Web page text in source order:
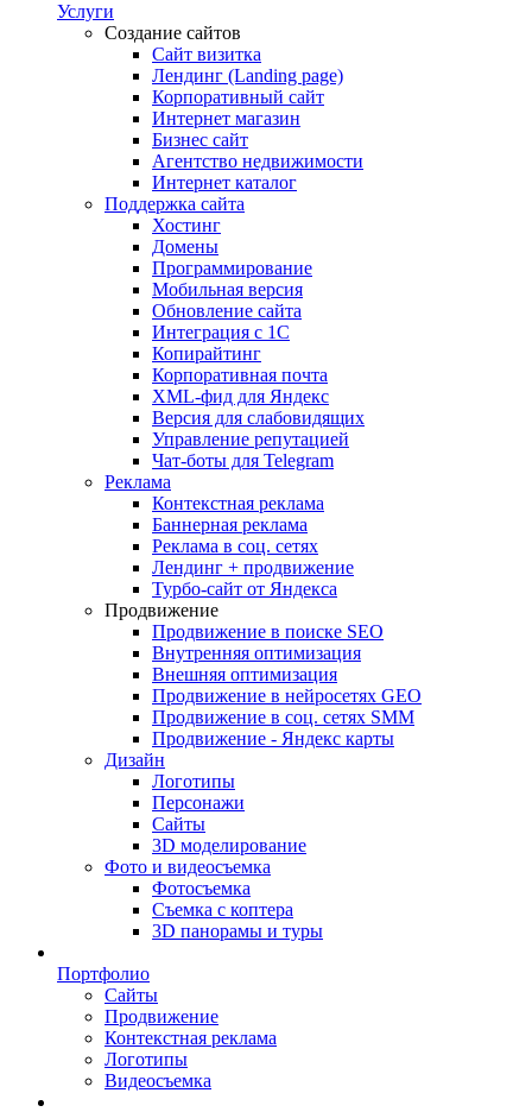
Услуги
Создание сайтов
Сайт визитка
Лендинг (Landing page)
Корпоративный сайт
Интернет магазин
Бизнес сайт
Агентство недвижимости
Интернет каталог
Поддержка сайта
Хостинг
Домены
Программирование
Мобильная версия
Обновление сайта
Интеграция с 1С
Копирайтинг
Корпоративная почта
XML-фид для Яндекс
Версия для слабовидящих
Управление репутацией
Чат-боты для Telegram
Реклама
Контекстная реклама
Баннерная реклама
Реклама в соц. сетях
Лендинг + продвижение
Турбо-сайт от Яндекса
Продвижение
Продвижение в поиске SEO
Внутренняя оптимизация
Внешняя оптимизация
Продвижение в нейросетях GEO
Продвижение в соц. сетях SMM
Продвижение - Яндекс карты
Дизайн
Логотипы
Персонажи
Сайты
3D моделирование
Фото и видеосъемка
Фотосъемка
Съемка с коптера
3D панорамы и туры
Портфолио
Сайты
Продвижение
Контекстная реклама
Логотипы
Видеосъемка